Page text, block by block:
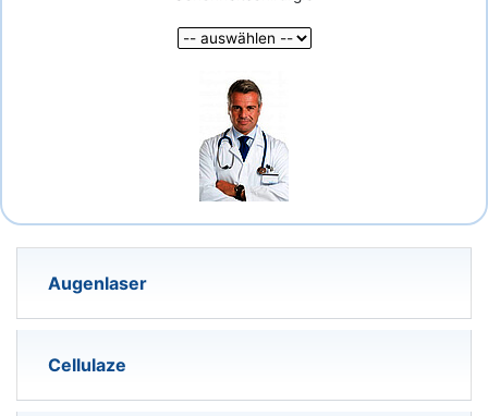
Augenlaser
Cellulaze